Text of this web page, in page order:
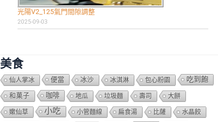
光陽V2_125氣門間隙調整
2025-09-03
美食
仙人掌冰 便當 冰沙 冰淇淋 包心粉園 吃到飽
和菓子 咖啡 地瓜 垃圾麵 壽司 大餅
嫰仙草 小吃 小管麵線 扁食湯 比薩 水晶餃